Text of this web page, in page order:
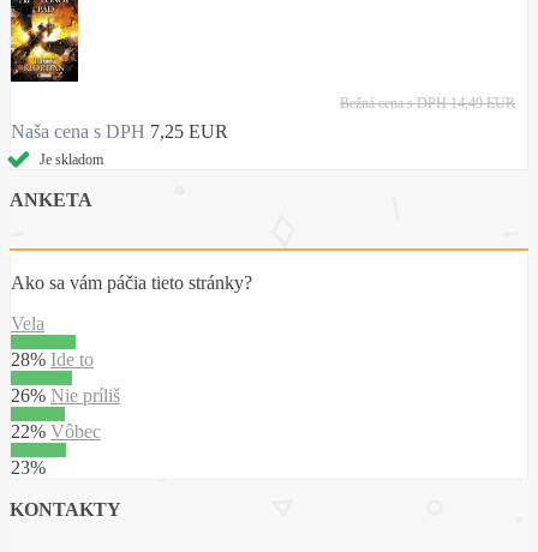
Bežná cena s DPH14,49 EUR
Naša cena s DPH 7,25 EUR
Je skladom
ANKETA
Ako sa vám páčia tieto stránky?
Vela
28% Ide to
26% Nie príliš
22% Vôbec
23%
KONTAKTY